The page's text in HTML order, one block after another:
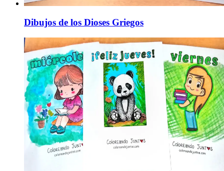
Dibujos de los Dioses Griegos